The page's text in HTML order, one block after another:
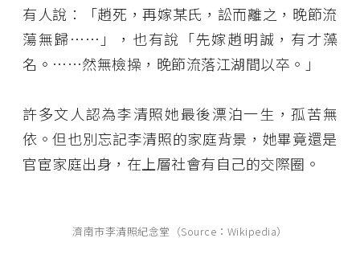
有人說：「趙死，再嫁某氏，訟而離之，晚節流
蕩無歸……」，也有說「先嫁趙明誠，有才藻
名。……然無檢操，晚節流落江湖間以卒。」
許多文人認為李清照她最後漂泊一生，孤苦無
依。但也別忘記李清照的家庭背景，她畢竟還是
官宦家庭出身，在上層社會有自己的交際圈。
濟南市李清照紀念堂（Source：Wikipedia）